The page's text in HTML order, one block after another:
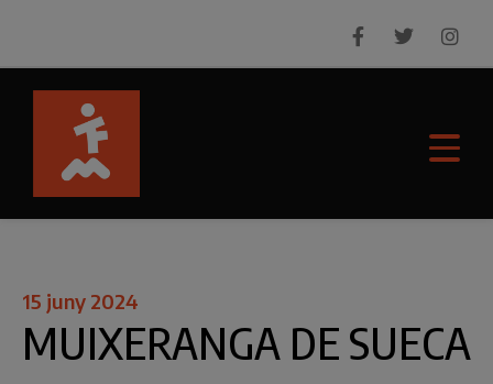
15 juny 2024
MUIXERANGA DE SUECA